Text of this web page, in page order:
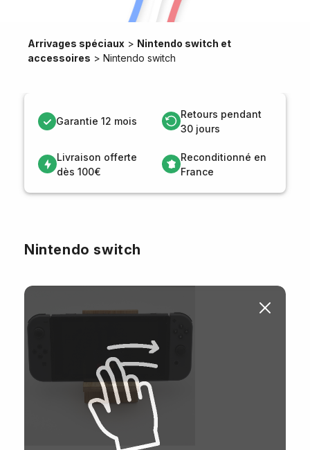
Arrivages spéciaux > Nintendo switch et
accessoires > Nintendo switch
Garantie 12 mois
Retours pendant
30 jours
Livraison offerte
dès 100€
Reconditionné en
France
Nintendo switch